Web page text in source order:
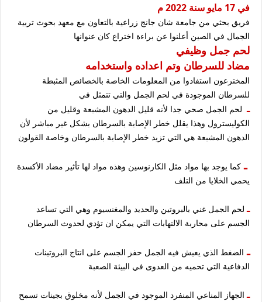
في 17 مايو سنة 2022 م
فريق بحثي من جامعة شان جانج زراعية بالتعاون مع معهد بحوث تربية
الجمال في الصين أعلنوا عن براءة اختراع كان عنوانها
لحم جمل وظيفي
مضاد للسرطان وتم اعداده واستخدامه
المخترعون استفادوا من المعلومات الخاصة بالخصائص المثبطة
للسرطان الموجودة في لحم الجمل والتي تتمثل في
ـ لحم الجمل صحي جدا لأنه قليل الدهون المشبعة وقليل من
الكوليسترول وهذا يقلل خطر الإصابة بالسرطان بشكل غير مباشر لأن
الدهون المشبعة هي التي تزيد خطر الإصابة بالسرطان وخاصة القولون
ـ كما يوجد بها مواد مثل الكارنوسين وهذه مواد لها تأثير مضاد الأكسدة
يحمي الخلايا من التلف
ـلحم الجمل غني بالبروتين والحديد والمغنسيوم وهي التي تساعد
الجسم على محاربة الالتهابات التي يمكن ان تؤدي لحدوث السرطان
ـ الضغط الذي يعيش فيه الجمل حفز الجسم على انتاج البروتينات
الدفاعية التي تحميه من العدوى في البيئة الصعبة
ـ الجهاز المناعي المنفرد الموجود في الجمل لأنه مخلوق بجينات تسمح